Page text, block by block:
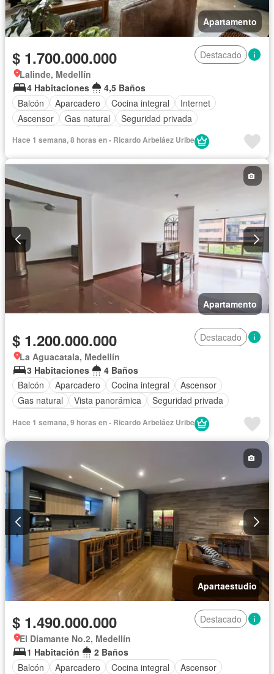
Apartamento
$ 1.700.000.000
Destacado
Lalinde, Medellín
4 Habitaciones
4,5 Baños
Balcón
Aparcadero Cocina integral
Internet
Ascensor
Gas natural
Seguridad privada
Hace 1 semana, 8 horas en - Ricardo Arbeláez Uribe
Apartamento
$ 1.200.000.000
Destacado
La Aguacatala, Medellín
3 Habitaciones
4 Baños
Balcón
Aparcadero Cocina integral
Ascensor
Gas natural
Vista panorámica
Seguridad privada
Hace 1 semana, 9 horas en - Ricardo Arbeláez Uribe
Apartaestudio
$ 1.490.000.000
Destacado
El Diamante No.2, Medellín
1 Habitación
2 Baños
Balcón
Aparcadero Cocina integral
Ascensor